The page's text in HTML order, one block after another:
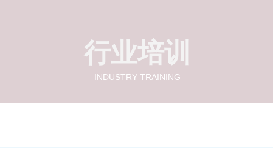
行业培训
INDUSTRY TRAINING